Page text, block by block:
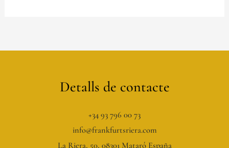
Detalls de contacte
+34 93 796 00 73
info@frankfurtsriera.com
La Riera, 50, 08301 Mataró España